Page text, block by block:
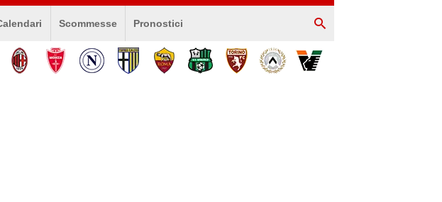
Scommesse Pronostici